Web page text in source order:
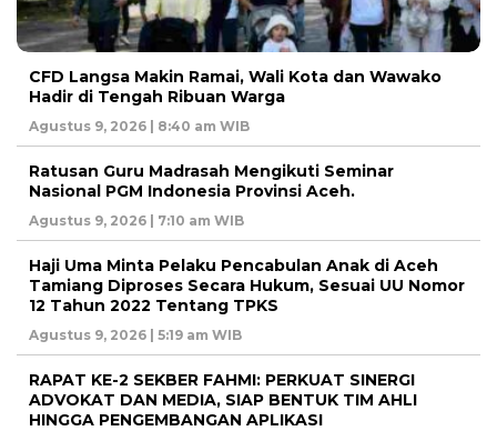
CFD Langsa Makin Ramai, Wali Kota dan Wawako
Hadir di Tengah Ribuan Warga
Agustus 9, 2026 | 8:40 am WIB
Ratusan Guru Madrasah Mengikuti Seminar
Nasional PGM Indonesia Provinsi Aceh.
Agustus 9, 2026 | 7:10 am WIB
Haji Uma Minta Pelaku Pencabulan Anak di Aceh
Tamiang Diproses Secara Hukum, Sesuai UU Nomor
12 Tahun 2022 Tentang TPKS
Agustus 9, 2026 | 5:19 am WIB
RAPAT KE-2 SEKBER FAHMI: PERKUAT SINERGI
ADVOKAT DAN MEDIA, SIAP BENTUK TIM AHLI
HINGGA PENGEMBANGAN APLIKASI